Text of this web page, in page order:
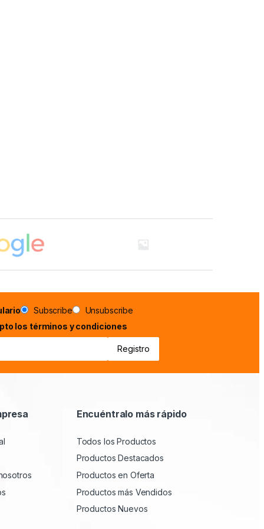
Subscribe
Unsubscribe
los términos y condiciones
Encuéntralo más rápido
Todos los Productos
Productos Destacados
Productos en Oferta
Productos más Vendidos
Productos Nuevos